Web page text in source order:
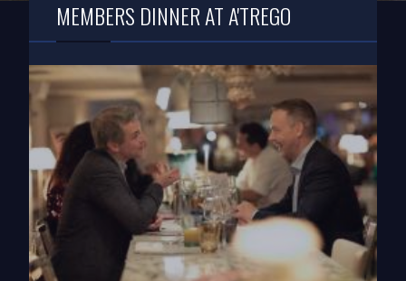
MEMBERS DINNER AT A'TREGO